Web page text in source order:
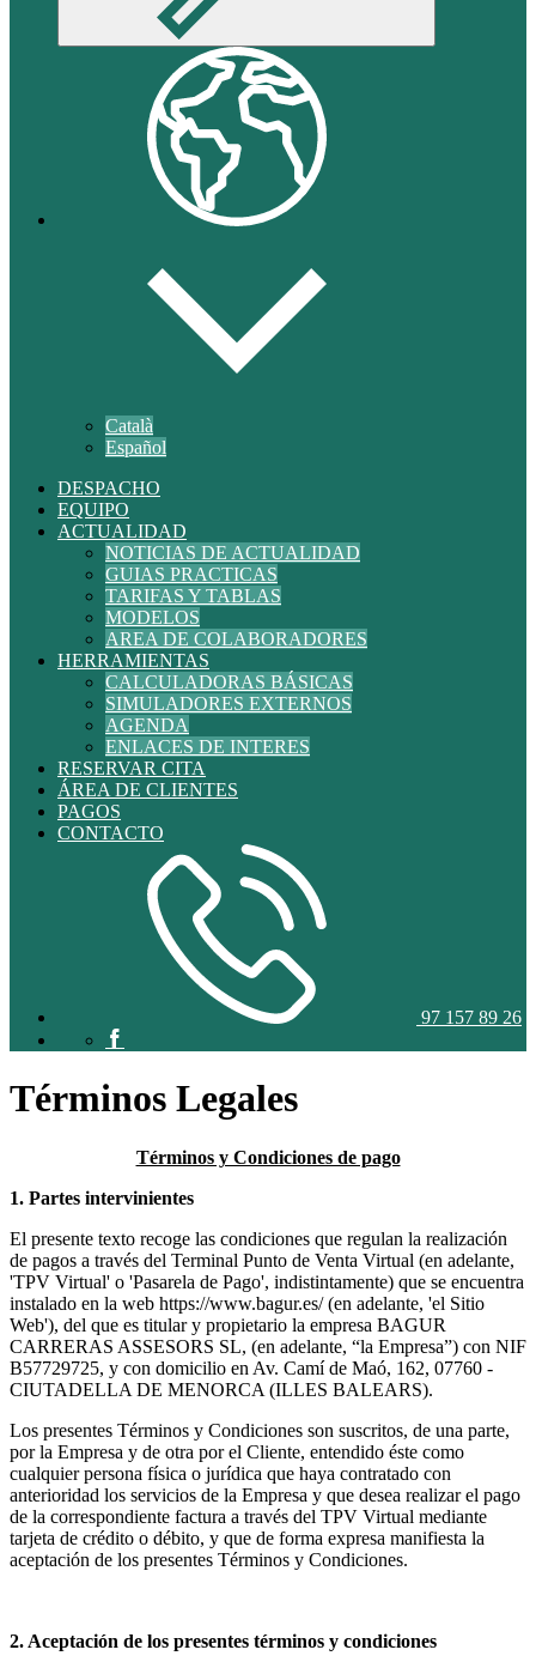
Català
Español
DESPACHO
EQUIPO
ACTUALIDAD
NOTICIAS DE ACTUALIDAD
GUIAS PRACTICAS
TARIFAS Y TABLAS
MODELOS
AREA DE COLABORADORES
HERRAMIENTAS
CALCULADORAS BÁSICAS
SIMULADORES EXTERNOS
AGENDA
ENLACES DE INTERES
RESERVAR CITA
ÁREA DE CLIENTES
PAGOS
CONTACTO
97 157 89 26
Términos Legales
Términos y Condiciones de pago
1. Partes intervinientes
El presente texto recoge las condiciones que regulan la realización
de pagos a través del Terminal Punto de Venta Virtual (en adelante,
'TPV Virtual' o 'Pasarela de Pago', indistintamente) que se encuentra
instalado en la web https://www.bagur.es/ (en adelante, 'el Sitio
Web'), del que es titular y propietario la empresa BAGUR
CARRERAS ASSESORS SL, (en adelante, “la Empresa”) con NIF
B57729725, y con domicilio en Av. Camí de Maó, 162, 07760 -
CIUTADELLA DE MENORCA (ILLES BALEARS).
Los presentes Términos y Condiciones son suscritos, de una parte,
por la Empresa y de otra por el Cliente, entendido éste como
cualquier persona física o jurídica que haya contratado con
anterioridad los servicios de la Empresa y que desea realizar el pago
de la correspondiente factura a través del TPV Virtual mediante
tarjeta de crédito o débito, y que de forma expresa manifiesta la
aceptación de los presentes Términos y Condiciones.
2. Aceptación de los presentes términos y condiciones